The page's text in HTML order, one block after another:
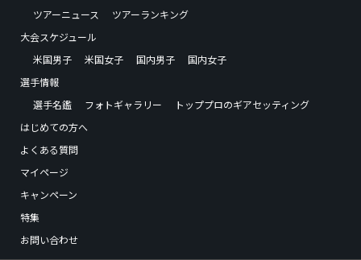
ツアーニュース
ツアーランキング
大会スケジュール
米国男子
米国女子 国内男子
国内女子
選手情報
選手名鑑
フォトギャラリー
トッププロのギアセッティング
はじめての方へ
よくある質問
マイページ
キャンペーン
特集
お問い合わせ